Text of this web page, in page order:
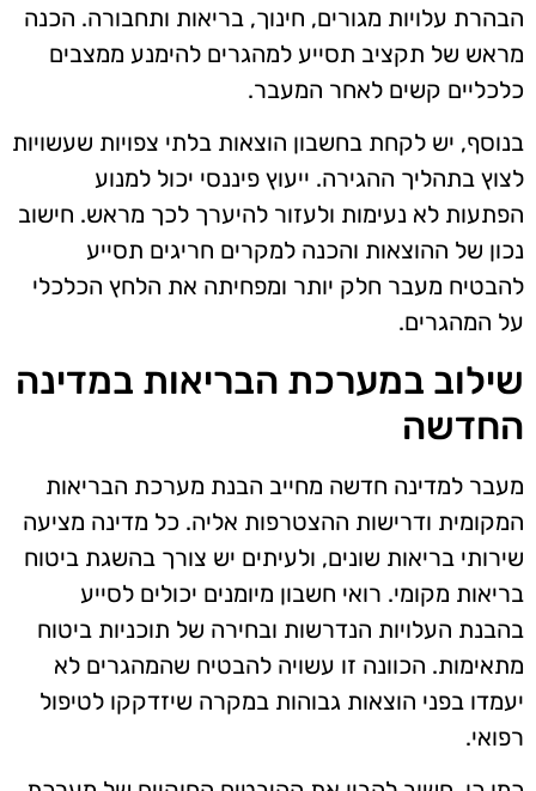
הבהרת עלויות מגורים, חינוך, בריאות ותחבורה. הכנה
מראש של תקציב תסייע למהגרים להימנע ממצבים
כלכליים קשים לאחר המעבר.
בנוסף, יש לקחת בחשבון הוצאות בלתי צפויות שעשויות
לצוץ בתהליך ההגירה. ייעוץ פיננסי יכול למנוע
הפתעות לא נעימות ולעזור להיערך לכך מראש. חישוב
נכון של ההוצאות והכנה למקרים חריגים תסייע
להבטיח מעבר חלק יותר ומפחיתה את הלחץ הכלכלי
על המהגרים.
שילוב במערכת הבריאות במדינה
החדשה
מעבר למדינה חדשה מחייב הבנת מערכת הבריאות
המקומית ודרישות ההצטרפות אליה. כל מדינה מציעה
שירותי בריאות שונים, ולעיתים יש צורך בהשגת ביטוח
בריאות מקומי. רואי חשבון מיומנים יכולים לסייע
בהבנת העלויות הנדרשות ובחירה של תוכניות ביטוח
מתאימות. הכוונה זו עשויה להבטיח שהמהגרים לא
יעמדו בפני הוצאות גבוהות במקרה שיזדקקו לטיפול
רפואי.